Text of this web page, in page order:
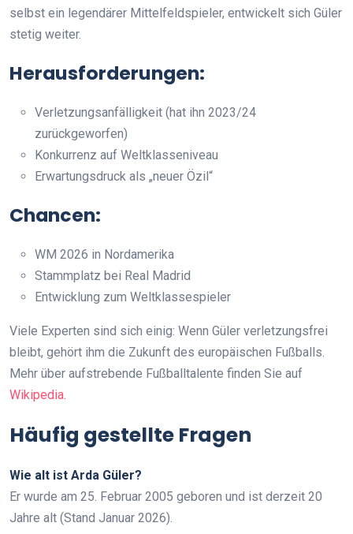
selbst ein legendärer Mittelfeldspieler, entwickelt sich Güler
stetig weiter.
Herausforderungen:
Verletzungsanfälligkeit (hat ihn 2023/24
zurückgeworfen)
Konkurrenz auf Weltklasseniveau
Erwartungsdruck als „neuer Özil“
Chancen:
WM 2026 in Nordamerika
Stammplatz bei Real Madrid
Entwicklung zum Weltklassespieler
Viele Experten sind sich einig: Wenn Güler verletzungsfrei
bleibt, gehört ihm die Zukunft des europäischen Fußballs.
Mehr über aufstrebende Fußballtalente finden Sie auf
Wikipedia
Häufig gestellte Fragen
Wie alt ist Arda Güler?
Er wurde am 25. Februar 2005 geboren und ist derzeit 20
Jahre alt (Stand Januar 2026).